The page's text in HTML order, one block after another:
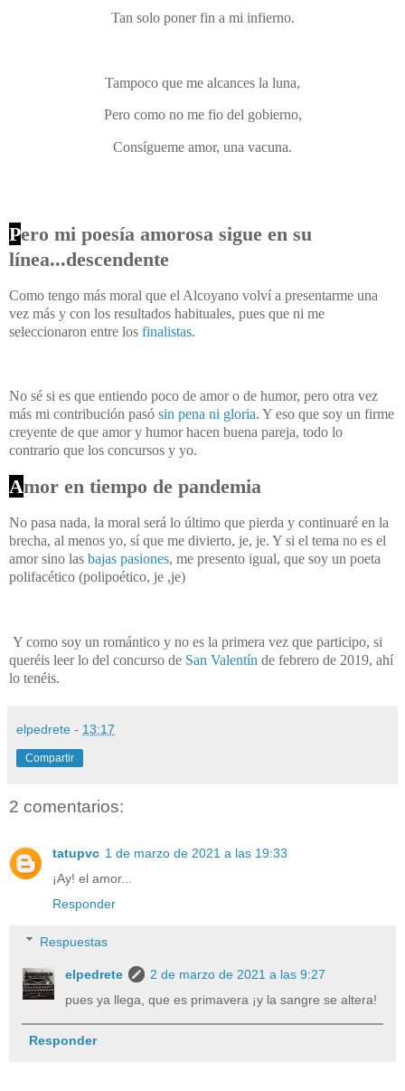
Tan solo poner fin a mi infierno.
Tampoco que me alcances la luna,
Pero como no me fio del gobierno,
Consígueme amor, una vacuna.
Pero mi poesía amorosa sigue en su
línea...descendente
Como tengo más moral que el Alcoyano volví a presentarme una
vez más y con los resultados habituales, pues que ni me
seleccionaron entre los finalistas.
No sé si es que entiendo poco de amor o de humor, pero otra vez
más mi contribución pasó sin pena ni gloria. Y eso que soy un firme
creyente de que amor y humor hacen buena pareja, todo lo
contrario que los concursos y yo.
Amor en tiempo de pandemia
No pasa nada, la moral será lo último que pierda y continuaré en la
brecha, al menos yo, sí que me divierto, je, je. Y si el tema no es el
amor sino las bajas pasiones, me presento igual, que soy un poeta
polifacético (polipoético, je ,je)
Y como soy un romántico y no es la primera vez que participo, si
queréis leer lo del concurso de San Valentín de febrero de 2019, ahí
lo tenéis.
elpedrete - 13:17
Compartir
2 comentarios:
tatupvc 1 de marzo de 2021 a las 19:33
¡Ay! el amor...
Responder
Respuestas
elpedrete
2 de marzo de 2021 a las 9:27
pues ya llega, que es primavera ¡y la sangre se altera!
Responder